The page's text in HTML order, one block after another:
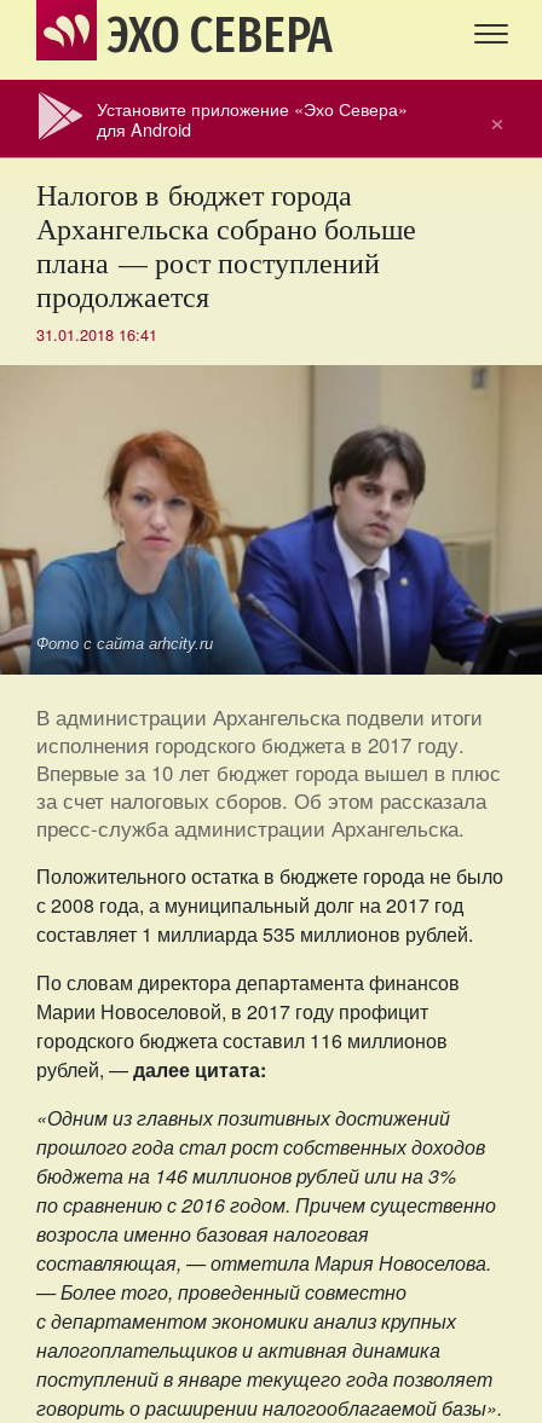
ЭХО СЕВЕРА
×
Установите приложение «Эхо Севера»
для Android
Налогов в бюджет города
Архангельска собрано больше
плана — рост поступлений
продолжается
31.01.2018 16:41
Фото с сайта arhcity.ru
В администрации Архангельска подвели итоги
исполнения городского бюджета в 2017 году.
Впервые за 10 лет бюджет города вышел в плюс
за счет налоговых сборов. Об этом рассказала
пресс-служба администрации Архангельска.
Положительного остатка в бюджете города не было
с 2008 года, а муниципальный долг на 2017 год
составляет 1 миллиарда 535 миллионов рублей.
По словам директора департамента финансов
Марии Новоселовой, в 2017 году профицит
городского бюджета составил 116 миллионов
рублей, —далее цитата:
«Одним из главных позитивных достижений
прошлого года стал рост собственных доходов
бюджета на 146 миллионов рублей или на 3%
по сравнению с 2016 годом. Причем существенно
возросла именно базовая налоговая
составляющая, — отметила Мария Новоселова.
— Более того, проведенный совместно
с департаментом экономики анализ крупных
налогоплательщиков и активная динамика
поступлений в январе текущего года позволяет
говорить о расширении налогооблагаемой базы».